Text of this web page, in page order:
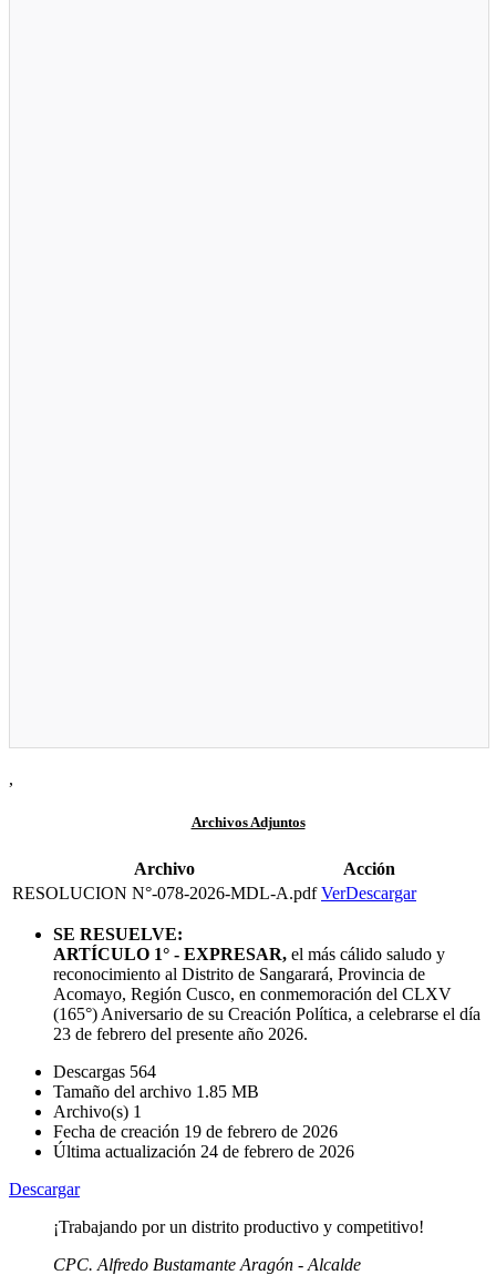
,
Archivos Adjuntos
Archivo
Acción
RESOLUCION N°-078-2026-MDL-A.pdf VerDescargar
SE RESUELVE:
ARTÍCULO 1° - EXPRESAR, el más cálido saludo y
reconocimiento al Distrito de Sangarará, Provincia de
Acomayo, Región Cusco, en conmemoración del CLXV
(165°) Aniversario de su Creación Política, a celebrarse el día
23 de febrero del presente año 2026.
Descargas 564
Tamaño del archivo 1.85 MB
Archivo(s) 1
Fecha de creación 19 de febrero de 2026
Última actualización 24 de febrero de 2026
Descargar
¡Trabajando por un distrito productivo y competitivo!
CPC. Alfredo Bustamante Aragón - Alcalde